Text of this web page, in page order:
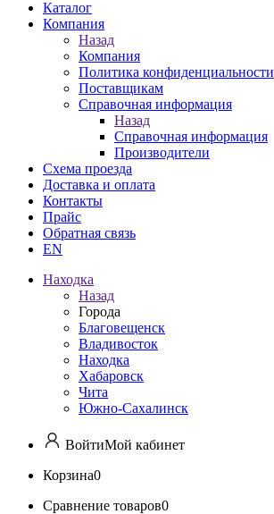
Каталог
Компания
Назад
Компания
Политика конфиденциальности
Поставщикам
Справочная информация
Назад
Справочная информация
Производители
Схема проезда
Доставка и оплата
Контакты
Прайс
Обратная связь
EN
Находка
Назад
Города
Благовещенск
Владивосток
Находка
Хабаровск
Чита
Южно-Сахалинск
ВойтиМой кабинет
Корзина0
Сравнение товаров0